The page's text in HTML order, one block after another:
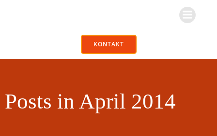
KONTAKT
Posts in April 2014